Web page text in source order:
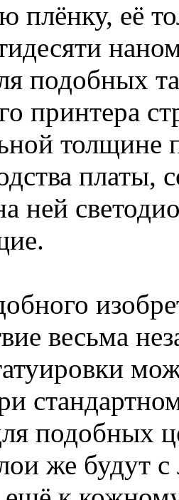
плёнку, её
подобных
принтера
толщине
платы,
ней
весьма
подобных
же будут с